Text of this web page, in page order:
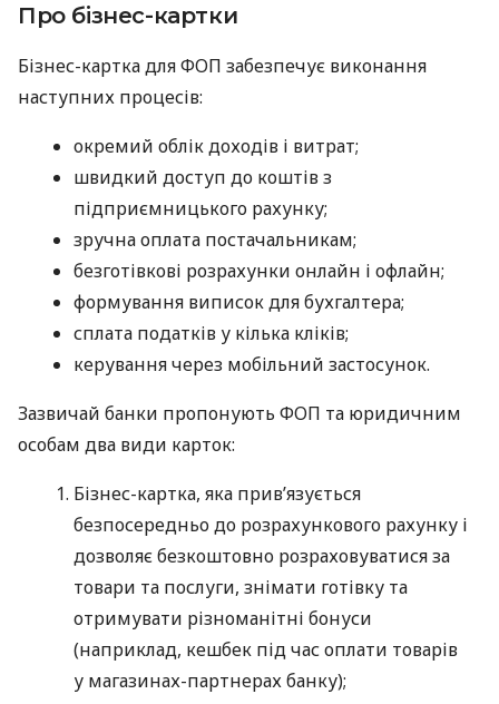
Про бізнес-картки
Бізнес-картка для ФОП забезпечує виконання
наступних процесів:
окремий облік доходів і витрат;
швидкий доступ до коштів з
підприємницького рахунку;
зручна оплата постачальникам;
безготівкові розрахунки онлайн і офлайн;
формування виписок для бухгалтера;
сплата податків у кілька кліків;
керування через мобільний застосунок.
Зазвичай банки пропонують ФОП та юридичним
особам два види карток:
Бізнес-картка, яка прив’язується
безпосередньо до розрахункового рахунку і
дозволяє безкоштовно розраховуватися за
товари та послуги, знімати готівку та
отримувати різноманітні бонуси
(наприклад, кешбек під час оплати товарів
у магазинах-партнерах банку);